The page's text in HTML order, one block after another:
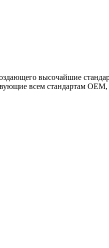
высочайшие
всем стандартам